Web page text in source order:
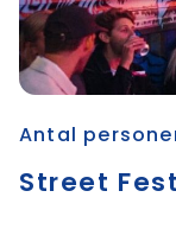
Antal
Street